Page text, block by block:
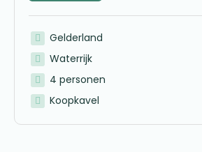
Gelderland
Waterrijk
4 personen
Koopkavel